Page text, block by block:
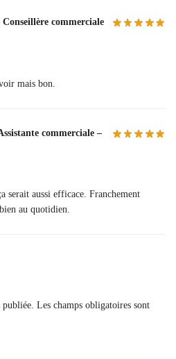
commerciale
mais bon.
commerciale –
serait aussi efficace. Franchement
au quotidien.
publiée. Les champs obligatoires sont